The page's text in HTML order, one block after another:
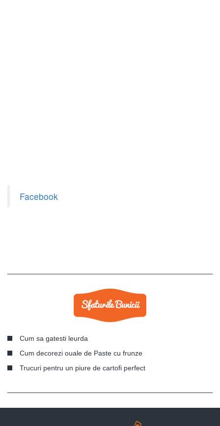
Facebook
Cum sa gatesti leurda
Cum decorezi ouale de Paste cu frunze
Trucuri pentru un piure de cartofi perfect